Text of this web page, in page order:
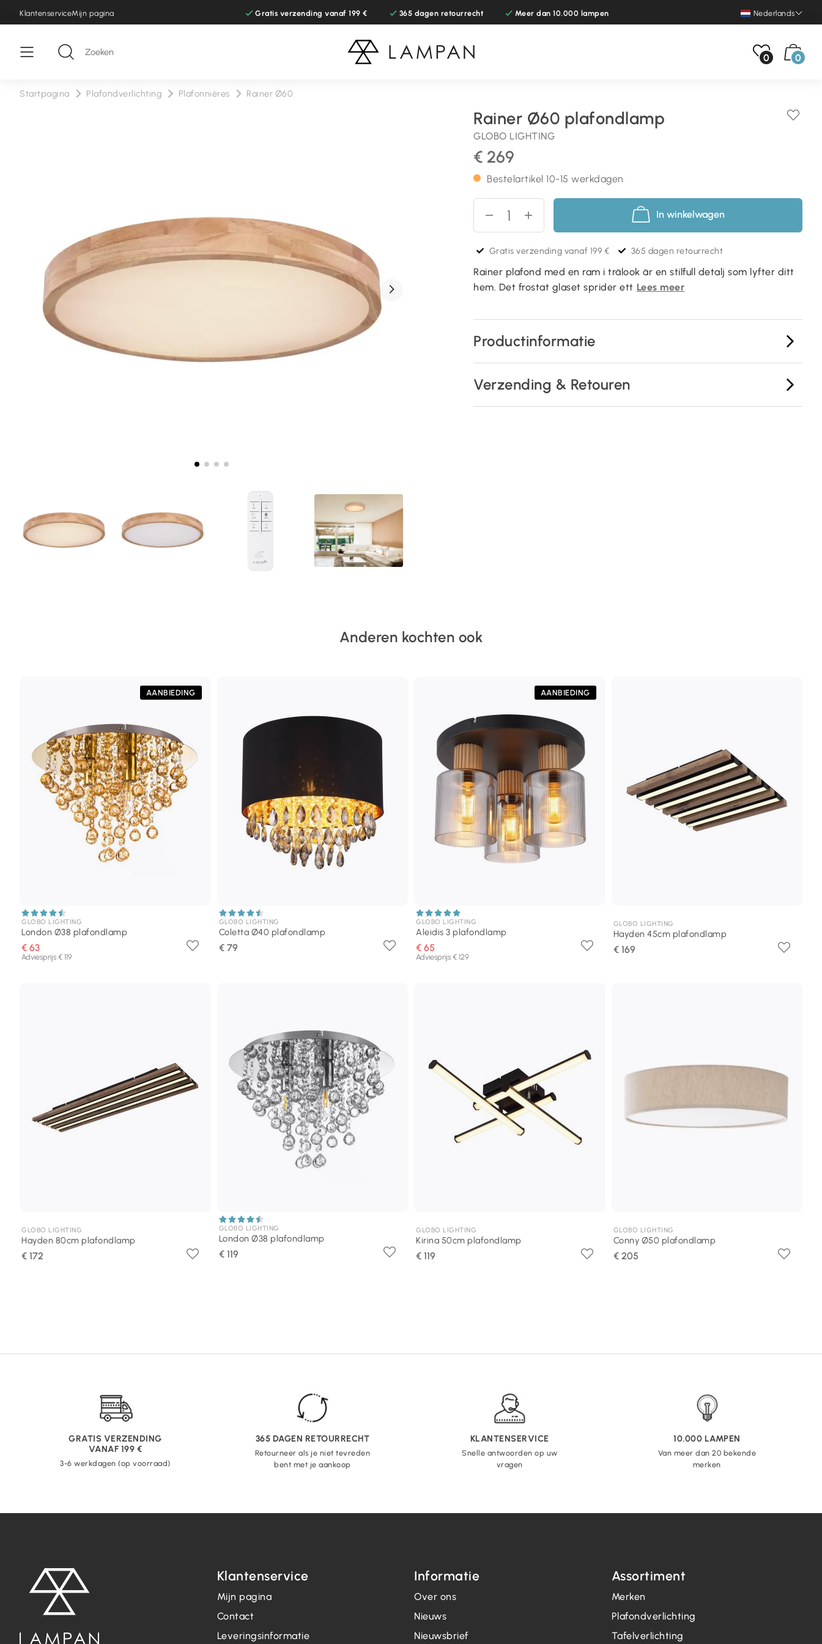
KlantenserviceMijn pagina Gratis verzending vanaf 199 € 365 dagen retourrecht Meer dan 10.000 lampen Nederlands
0 0
Startpagina Plafondverlichting Plafonnières Rainer Ø60
Rainer Ø60 plafondlamp
GLOBO LIGHTING
€ 269
Bestelartikel 10-15 werkdagen
In winkelwagen
Gratis verzending vanaf 199 € 365 dagen retourrecht
Rainer plafond med en ram i trälook är en stilfull detalj som lyfter ditt
hem. Det frostat glaset sprider ett Lees meer
Productinformatie
Verzending & Retouren
Anderen kochten ook
AANBIEDING
GLOBO LIGHTING
London Ø38 plafondlamp
€ 63
Adviesprijs € 119
GLOBO LIGHTING
Coletta Ø40 plafondlamp
€ 79
AANBIEDING
GLOBO LIGHTING
Aleidis 3 plafondlamp
€ 65
Adviesprijs € 129
GLOBO LIGHTING
Hayden 45cm plafondlamp
€ 169
GLOBO LIGHTING
Hayden 80cm plafondlamp
€ 172
GLOBO LIGHTING
London Ø38 plafondlamp
€ 119
GLOBO LIGHTING
Kirina 50cm plafondlamp
€ 119
GLOBO LIGHTING
Conny Ø50 plafondlamp
€ 205
GRATIS VERZENDING
VANAF 199 €
3-6 werkdagen (op voorraad)
365 DAGEN RETOURRECHT
Retourneer als je niet tevreden
bent met je aankoop
KLANTENSERVICE
Snelle antwoorden op uw
vragen
10.000 LAMPEN
Van meer dan 20 bekende
merken
Klantenservice
Mijn pagina
Contact
Leveringsinformatie
Informatie
Over ons
Nieuws
Nieuwsbrief
Assortiment
Merken
Plafondverlichting
Tafelverlichting